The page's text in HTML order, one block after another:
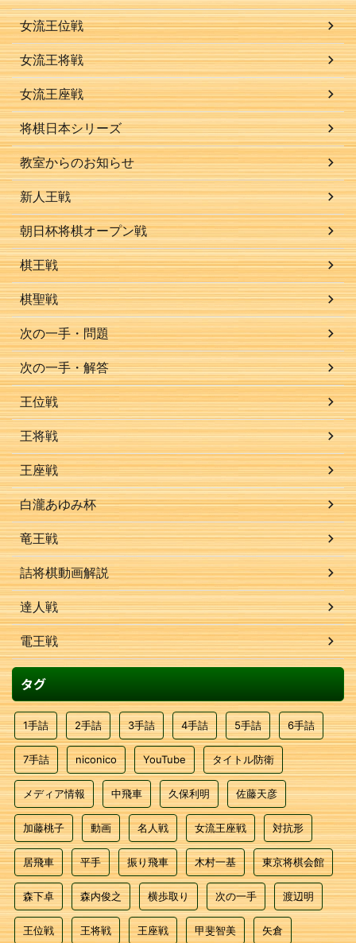
女流王位戦
女流王将戦
女流王座戦
将棋日本シリーズ
教室からのお知らせ
新人王戦
朝日杯将棋オープン戦
棋王戦
棋聖戦
次の一手・問題
次の一手・解答
王位戦
王将戦
王座戦
白瀧あゆみ杯
竜王戦
詰将棋動画解説
達人戦
電王戦
タグ
1手詰 2手詰 3手詰 4手詰 5手詰 6手詰
7手詰 niconico YouTube タイトル防衛
メディア情報 中飛車 久保利明 佐藤天彦
加藤桃子 動画 名人戦 女流王座戦 対抗形
居飛車 平手 振り飛車 木村一基 東京将棋会館
森下卓 森内俊之 横歩取り 次の一手 渡辺明
王位戦 王将戦 王座戦 甲斐智美 矢倉